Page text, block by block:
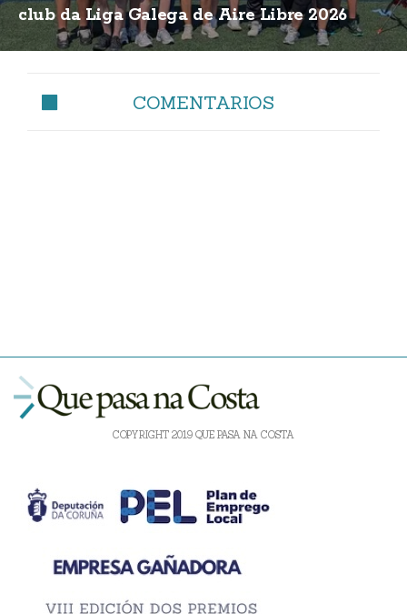
club da Liga Galega de Aire Libre 2026
COMENTARIOS
COPYRIGHT 2019 QUE PASA NA COSTA